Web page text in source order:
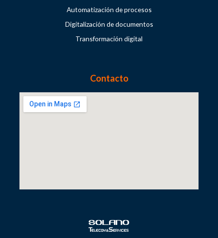
Automatización de procesos
Digitalización de documentos
Transformación digital
Contacto